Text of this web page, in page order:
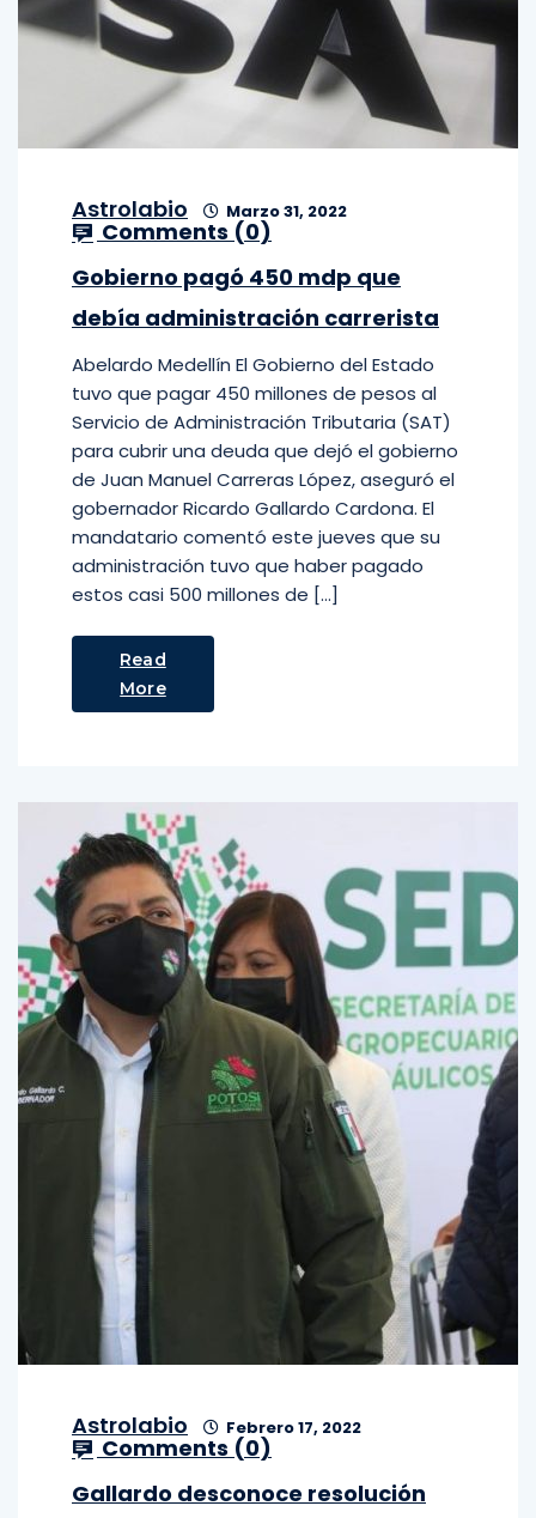
Astrolabio Marzo 31, 2022
Comments (0)
Gobierno pagó 450 mdp que
debía administración carrerista
Abelardo Medellín El Gobierno del Estado
tuvo que pagar 450 millones de pesos al
Servicio de Administración Tributaria (SAT)
para cubrir una deuda que dejó el gobierno
de Juan Manuel Carreras López, aseguró el
gobernador Ricardo Gallardo Cardona. El
mandatario comentó este jueves que su
administración tuvo que haber pagado
estos casi 500 millones de […]
Read
More
Astrolabio Febrero 17, 2022
Comments (0)
Gallardo desconoce resolución